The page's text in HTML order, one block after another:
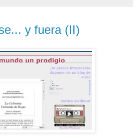
y fuera (II)